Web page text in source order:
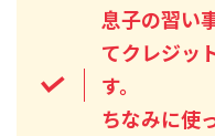
息子の習い
てクレジッ
す。
ちなみに使